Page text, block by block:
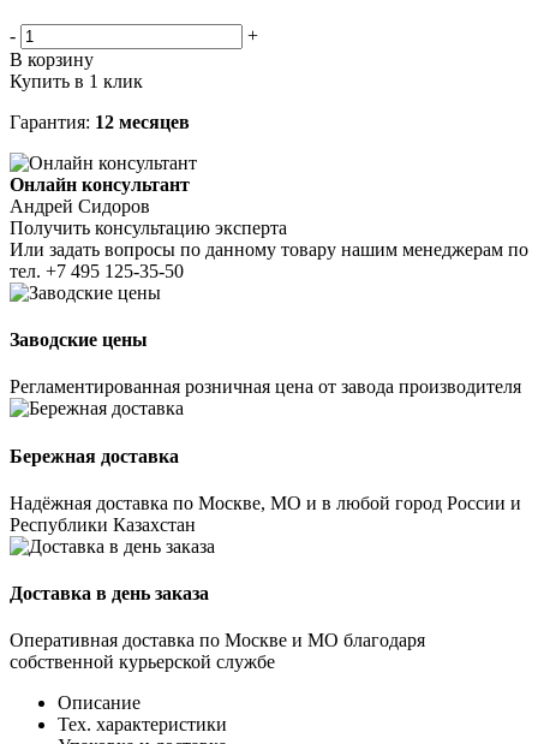
-
+
В корзину
Купить в 1 клик
Гарантия: 12 месяцев
Онлайн консультант
Андрей Сидоров
Получить консультацию эксперта
Или задать вопросы по данному товару нашим менеджерам по
тел. +7 495 125-35-50
Заводские цены
Регламентированная розничная цена от завода производителя
Бережная доставка
Надёжная доставка по Москве, МО и в любой город России и
Республики Казахстан
Доставка в день заказа
Оперативная доставка по Москве и МО благодаря
собственной курьерской службе
Описание
Тех. характеристики